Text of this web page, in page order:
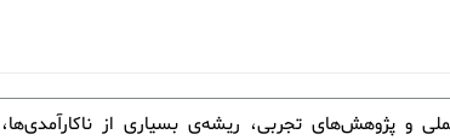
و پژوهش‌های تجربی، ریشه‌ی بسیاری از ناکارآمدی‌ها،